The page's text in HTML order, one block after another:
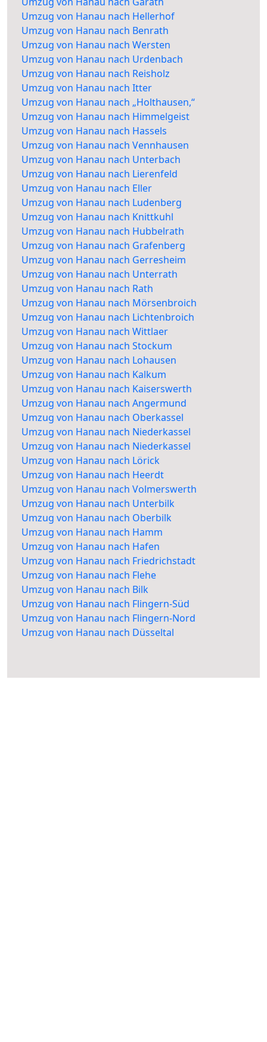
Umzug von Hanau nach Hellerhof
Umzug von Hanau nach Benrath
Umzug von Hanau nach Wersten
Umzug von Hanau nach Urdenbach
Umzug von Hanau nach Reisholz
Umzug von Hanau nach Itter
Umzug von Hanau nach „Holthausen,“
Umzug von Hanau nach Himmelgeist
Umzug von Hanau nach Hassels
Umzug von Hanau nach Vennhausen
Umzug von Hanau nach Unterbach
Umzug von Hanau nach Lierenfeld
Umzug von Hanau nach Eller
Umzug von Hanau nach Ludenberg
Umzug von Hanau nach Knittkuhl
Umzug von Hanau nach Hubbelrath
Umzug von Hanau nach Grafenberg
Umzug von Hanau nach Gerresheim
Umzug von Hanau nach Unterrath
Umzug von Hanau nach Rath
Umzug von Hanau nach Mörsenbroich
Umzug von Hanau nach Lichtenbroich
Umzug von Hanau nach Wittlaer
Umzug von Hanau nach Stockum
Umzug von Hanau nach Lohausen
Umzug von Hanau nach Kalkum
Umzug von Hanau nach Kaiserswerth
Umzug von Hanau nach Angermund
Umzug von Hanau nach Oberkassel
Umzug von Hanau nach Niederkassel
Umzug von Hanau nach Niederkassel
Umzug von Hanau nach Lörick
Umzug von Hanau nach Heerdt
Umzug von Hanau nach Volmerswerth
Umzug von Hanau nach Unterbilk
Umzug von Hanau nach Oberbilk
Umzug von Hanau nach Hamm
Umzug von Hanau nach Hafen
Umzug von Hanau nach Friedrichstadt
Umzug von Hanau nach Flehe
Umzug von Hanau nach Bilk
Umzug von Hanau nach Flingern-Süd
Umzug von Hanau nach Flingern-Nord
Umzug von Hanau nach Düsseltal